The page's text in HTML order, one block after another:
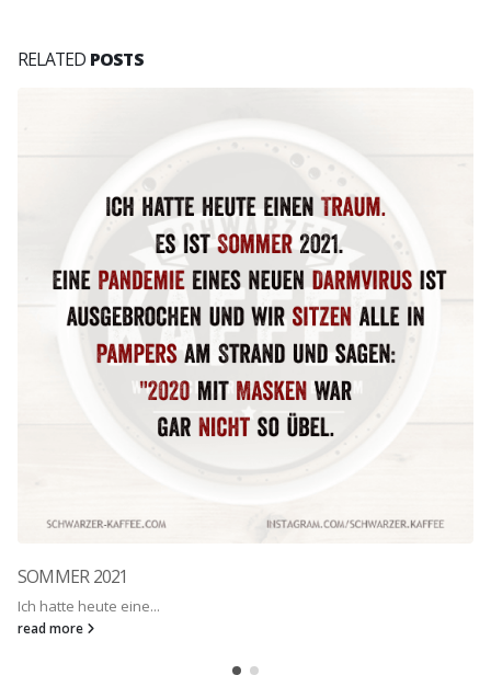
RELATED POSTS
SOMMER 2021
Ich hatte heute eine...
read more